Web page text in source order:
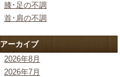
膝･足の不調
首･肩の不調
アーカイブ
2026年8月
2026年7月